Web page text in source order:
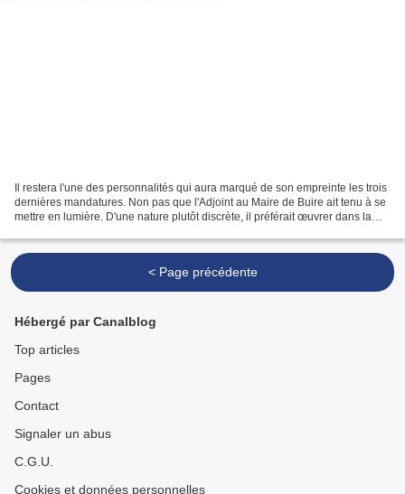
Il restera l'une des personnalités qui aura marqué de son empreinte les trois
dernières mandatures. Non pas que l'Adjoint au Maire de Buire ait tenu à se
mettre en lumière. D'une nature plutôt discrète, il préférait œuvrer dans la
< Page précédente
Hébergé par Canalblog
Top articles
Pages
Contact
Signaler un abus
C.G.U.
Cookies et données personnelles